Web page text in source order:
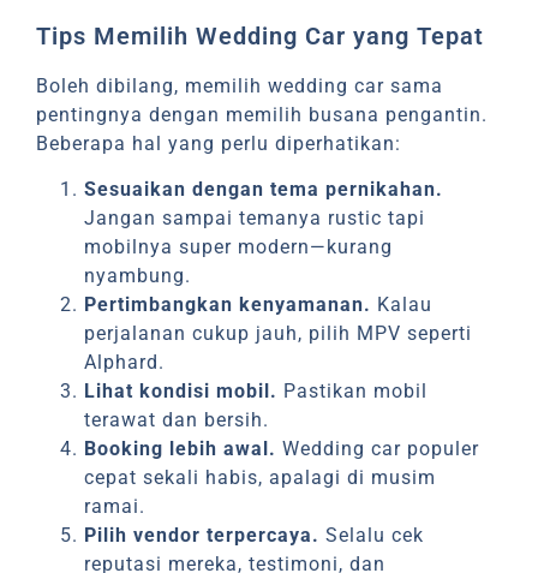
Tips Memilih Wedding Car yang Tepat
Boleh dibilang, memilih wedding car sama
pentingnya dengan memilih busana pengantin.
Beberapa hal yang perlu diperhatikan:
Sesuaikan dengan tema pernikahan.
Jangan sampai temanya rustic tapi
mobilnya super modern—kurang
nyambung.
Pertimbangkan kenyamanan. Kalau
perjalanan cukup jauh, pilih MPV seperti
Alphard.
Lihat kondisi mobil. Pastikan mobil
terawat dan bersih.
Booking lebih awal. Wedding car populer
cepat sekali habis, apalagi di musim
ramai.
Pilih vendor terpercaya. Selalu cek
reputasi mereka, testimoni, dan